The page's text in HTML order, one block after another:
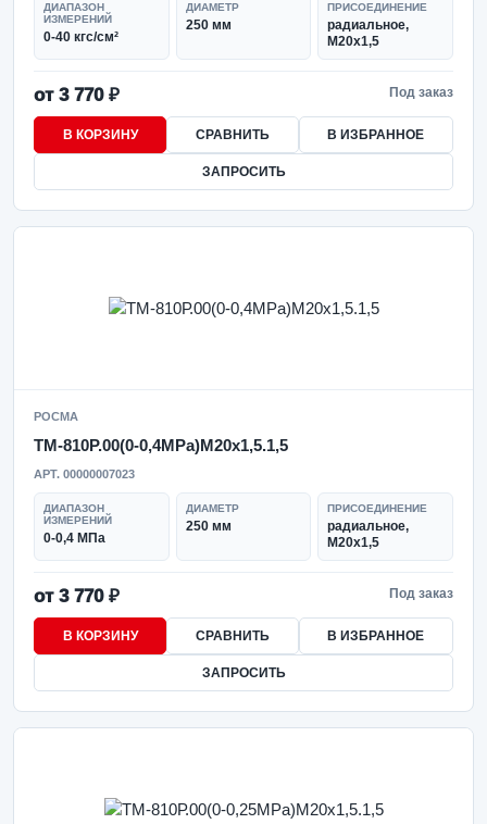
ДИАПАЗОН
ИЗМЕРЕНИЙ
0-40 кгс/см²
ДИАМЕТР
250 мм
ПРИСОЕДИНЕНИЕ
радиальное,
M20x1,5
от 3 770 ₽ Под заказ
В КОРЗИНУ СРАВНИТЬ В ИЗБРАННОЕ
ЗАПРОСИТЬ
РОСМА
ТМ-810Р.00(0-0,4MPa)M20x1,5.1,5
АРТ. 00000007023
ДИАПАЗОН
ИЗМЕРЕНИЙ
0-0,4 МПа
ДИАМЕТР
250 мм
ПРИСОЕДИНЕНИЕ
радиальное,
M20x1,5
от 3 770 ₽ Под заказ
В КОРЗИНУ СРАВНИТЬ В ИЗБРАННОЕ
ЗАПРОСИТЬ